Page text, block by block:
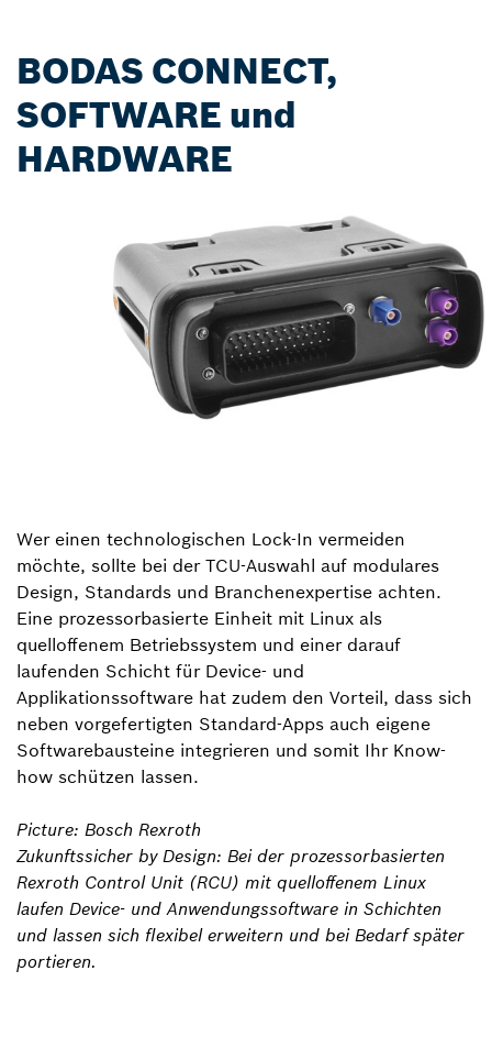
BODAS CONNECT,
SOFTWARE und
HARDWARE
Wer einen technologischen Lock-In vermeiden
möchte, sollte bei der TCU-Auswahl auf modulares
Design, Standards und Branchenexpertise achten.
Eine prozessorbasierte Einheit mit Linux als
quelloffenem Betriebssystem und einer darauf
laufenden Schicht für Device- und
Applikationssoftware hat zudem den Vorteil, dass sich
neben vorgefertigten Standard-Apps auch eigene
Softwarebausteine integrieren und somit Ihr Know-
how schützen lassen.
Picture: Bosch Rexroth
Zukunftssicher by Design: Bei der prozessorbasierten
Rexroth Control Unit (RCU) mit quelloffenem Linux
laufen Device- und Anwendungssoftware in Schichten
und lassen sich flexibel erweitern und bei Bedarf später
portieren.